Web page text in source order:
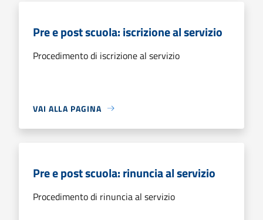
Pre e post scuola: iscrizione al servizio
Procedimento di iscrizione al servizio
VAI ALLA PAGINA
Pre e post scuola: rinuncia al servizio
Procedimento di rinuncia al servizio